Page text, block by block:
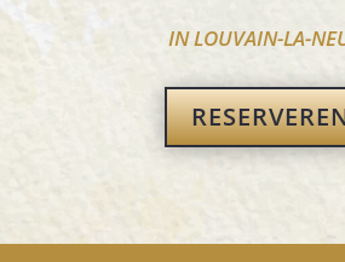
IN LOUVAIN-LA-